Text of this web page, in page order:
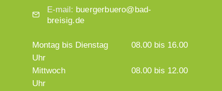
E-mail: buergerbuero@bad-
breisig.de
Montag bis Dienstag
08.00 bis 16.00
Uhr
Mittwoch
08.00 bis 12.00
Uhr